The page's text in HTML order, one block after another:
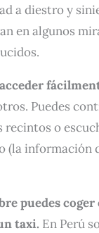
a diestro y
en algunos
Puedes
recintos o
(la información
puedes coger
taxi. En Perú